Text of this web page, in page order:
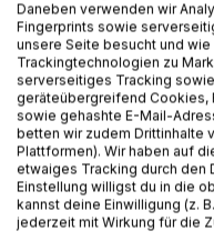
fictional French invasion
The rule set presented
Kriegsspiel published in
Jakob Meckel.
division to army corps
logistics, casualty
interaction. "Sussex
authors for several
participants and is
"Doom of Eastbourne"
Daneben verwenden wir
Fingerprints sowie
unsere Seite besucht und
Trackingtechnologien zu
serverseitiges Tracking
geräteübergreifend Cookies,
sowie gehashte E-Mail-
betten wir zudem Drittinhalte
Plattformen). Wir haben auf
etwaiges Tracking durch den
Einstellung willigst du in die
kannst deine Einwilligung (z.
jederzeit mit Wirkung für die